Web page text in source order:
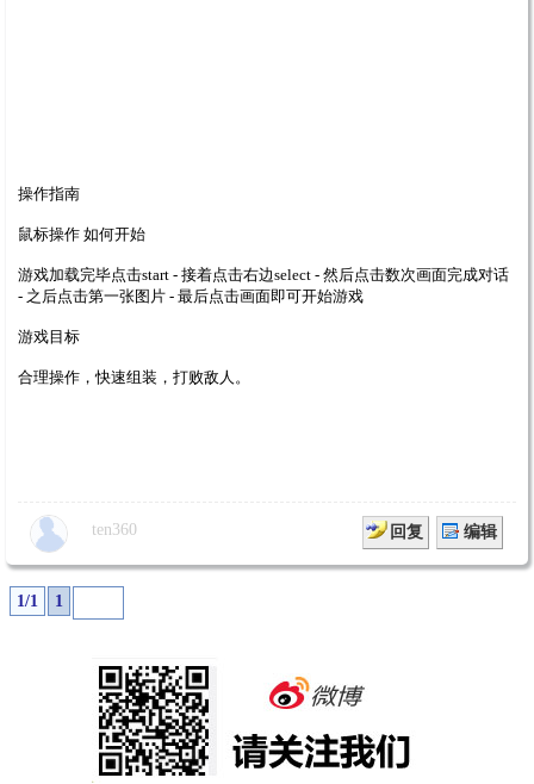
操作指南
鼠标操作 如何开始
游戏加载完毕点击start - 接着点击右边select - 然后点击数次画面完成对话
- 之后点击第一张图片 - 最后点击画面即可开始游戏
游戏目标
合理操作，快速组装，打败敌人。
ten360 回复 编辑
1/1 1